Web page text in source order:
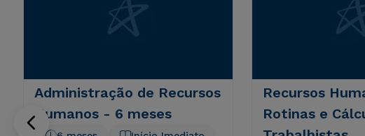
Administração de Recursos
Humanos - 6 meses
Recursos
Rotinas e